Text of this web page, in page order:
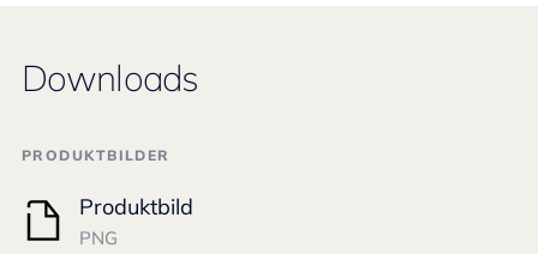
Downloads
PRODUKTBILDER
Produktbild
PNG